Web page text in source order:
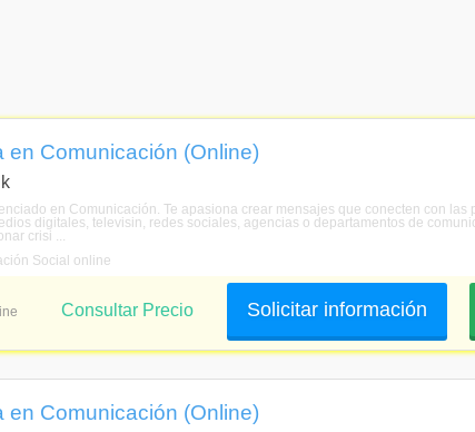
en Comunicación (Online)
en Comunicación. Te apasiona crear mensajes que conecten con las
digitales, televisin, redes sociales, agencias o departamentos de
crisi ...
Social online
Solicitar información
Consultar Precio
en Comunicación (Online)